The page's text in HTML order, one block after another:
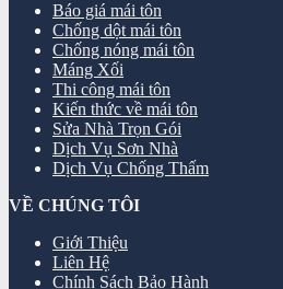
Báo giá mái tôn
Chống dột mái tôn
Chống nóng mái tôn
Máng Xối
Thi công mái tôn
Kiến thức về mái tôn
Sửa Nhà Trọn Gói
Dịch Vụ Sơn Nhà
Dịch Vụ Chống Thấm
VỀ CHÚNG TÔI
Giới Thiệu
Liên Hệ
Chính Sách Bảo Hành